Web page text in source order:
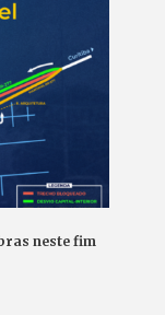
neste fim